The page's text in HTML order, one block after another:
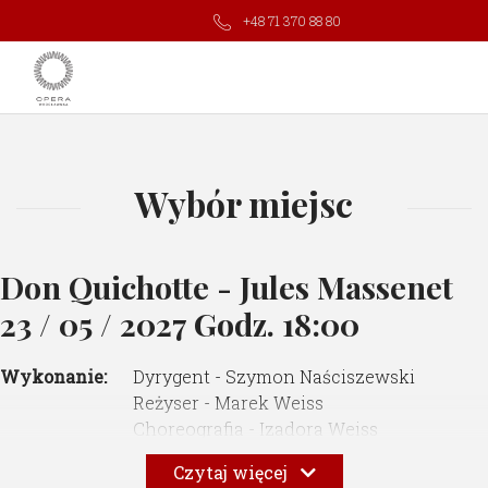
+48 71 370 88 80
Wybór miejsc
Don Quichotte - Jules Massenet
23 / 05 / 2027 Godz. 18:00
Wykonanie:
Dyrygent - Szymon Naściszewski
Reżyser - Marek Weiss
Choreografia - Izadora Weiss
Scenografia - Jagna Janicka
Kostiumy - Paprocki& Brzozowski
Czytaj więcej